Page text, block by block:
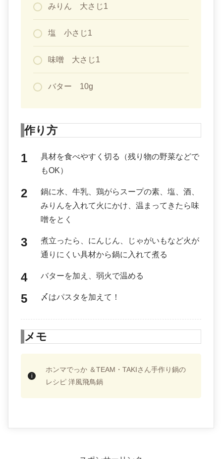
みりん 大さじ1
塩 小さじ1
味噌 大さじ1
バター 10g
作り方
具材を食べやすく切る（残り物の野菜などで
もOK）
鍋に水、牛乳、鶏がらスープの素、塩、酒、
みりんを入れて火にかけ、温まってきたら味
噌をとく
煮立ったら、にんじん、じゃがいもなど火が
通りにくい具材から鍋に入れて煮る
バターを加え、弱火で温める
〆はパスタを加えて！
メモ
ホンマでっか ＆TEAM・TAKIさん手作り鍋の
レシピ 洋風飛鳥鍋